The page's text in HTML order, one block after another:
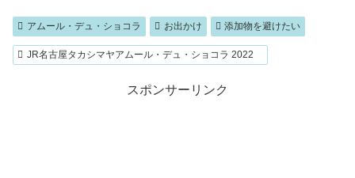
アムール・デュ・ショコラ お出かけ 添加物を避けたい
JR名古屋タカシマヤアムール・デュ・ショコラ 2022
スポンサーリンク